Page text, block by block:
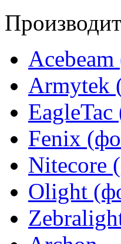
Armytek
Fenix
Nitecore
Olight